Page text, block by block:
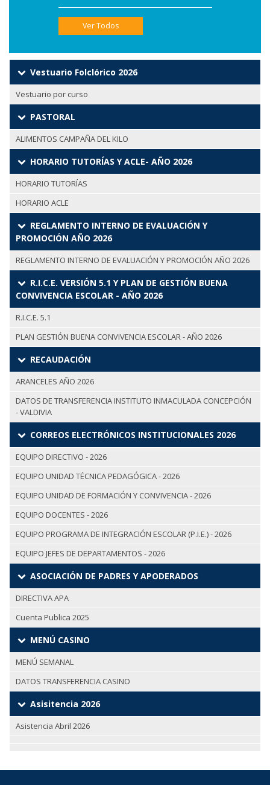
Ver Todos
Vestuario Folclórico 2026
Vestuario por curso
PASTORAL
ALIMENTOS CAMPAÑA DEL KILO
HORARIO TUTORÍAS Y ACLE- AÑO 2026
HORARIO TUTORÍAS
HORARIO ACLE
REGLAMENTO INTERNO DE EVALUACIÓN Y
PROMOCIÓN AÑO 2026
REGLAMENTO INTERNO DE EVALUACIÓN Y PROMOCIÓN AÑO 2026
R.I.C.E. VERSIÓN 5.1 Y PLAN DE GESTIÓN BUENA
CONVIVENCIA ESCOLAR - AÑO 2026
R.I.C.E. 5.1
PLAN GESTIÓN BUENA CONVIVENCIA ESCOLAR - AÑO 2026
RECAUDACIÓN
ARANCELES AÑO 2026
DATOS DE TRANSFERENCIA INSTITUTO INMACULADA CONCEPCIÓN
- VALDIVIA
CORREOS ELECTRÓNICOS INSTITUCIONALES 2026
EQUIPO DIRECTIVO - 2026
EQUIPO UNIDAD TÉCNICA PEDAGÓGICA - 2026
EQUIPO UNIDAD DE FORMACIÓN Y CONVIVENCIA - 2026
EQUIPO DOCENTES - 2026
EQUIPO PROGRAMA DE INTEGRACIÓN ESCOLAR (P.I.E.) - 2026
EQUIPO JEFES DE DEPARTAMENTOS - 2026
ASOCIACIÓN DE PADRES Y APODERADOS
DIRECTIVA APA
Cuenta Publica 2025
MENÚ CASINO
MENÚ SEMANAL
DATOS TRANSFERENCIA CASINO
Asisitencia 2026
Asistencia Abril 2026